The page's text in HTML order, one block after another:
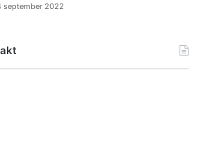
september 2022